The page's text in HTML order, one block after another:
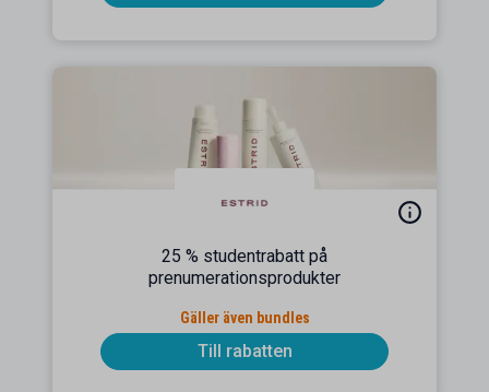
25 % studentrabatt på
prenumerationsprodukter
Gäller även bundles
Till rabatten